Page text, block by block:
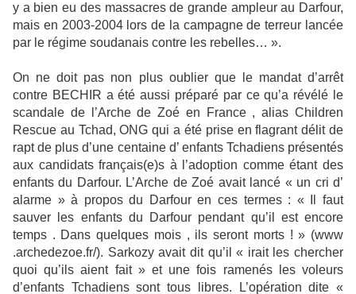
y a bien eu des massacres de grande ampleur au Darfour,
mais en 2003-2004 lors de la campagne de terreur lancée
par le régime soudanais contre les rebelles… ».
On ne doit pas non plus oublier que le mandat d’arrêt
contre BECHIR a été aussi préparé par ce qu’a révélé le
scandale de l’Arche de Zoé en France , alias Children
Rescue au Tchad, ONG qui a été prise en flagrant délit de
rapt de plus d’une centaine d’ enfants Tchadiens présentés
aux candidats français(e)s à l’adoption comme étant des
enfants du Darfour. L’Arche de Zoé avait lancé « un cri d’
alarme » à propos du Darfour en ces termes : « Il faut
sauver les enfants du Darfour pendant qu’il est encore
temps . Dans quelques mois , ils seront morts ! » (www
.archedezoe.fr/). Sarkozy avait dit qu’il « irait les chercher
quoi qu’ils aient fait » et une fois ramenés les voleurs
d’enfants Tchadiens sont tous libres. L’opération dite «